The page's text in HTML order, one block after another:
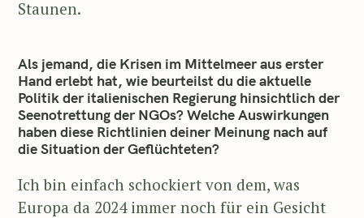
Staunen.
Als jemand, die Krisen im Mittelmeer aus erster
Hand erlebt hat, wie beurteilst du die aktuelle
Politik der italienischen Regierung hinsichtlich der
Seenotrettung der NGOs? Welche Auswirkungen
haben diese Richtlinien deiner Meinung nach auf
die Situation der Geflüchteten?
Ich bin einfach schockiert von dem, was
Europa da 2024 immer noch für ein Gesicht